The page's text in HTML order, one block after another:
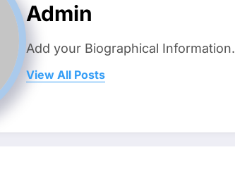
Admin
Add your Biographical Information.
View All Posts